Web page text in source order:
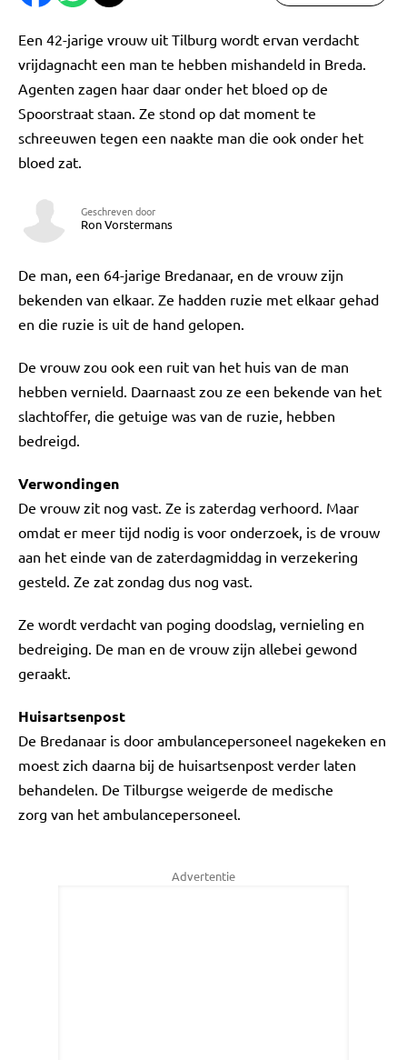
Een 42-jarige vrouw uit Tilburg wordt ervan verdacht
vrijdagnacht een man te hebben mishandeld in Breda.
Agenten zagen haar daar onder het bloed op de
Spoorstraat staan. Ze stond op dat moment te
schreeuwen tegen een naakte man die ook onder het
bloed zat.
Geschreven door
Ron Vorstermans
De man, een 64-jarige Bredanaar, en de vrouw zijn
bekenden van elkaar. Ze hadden ruzie met elkaar gehad
en die ruzie is uit de hand gelopen.
De vrouw zou ook een ruit van het huis van de man
hebben vernield. Daarnaast zou ze een bekende van het
slachtoffer, die getuige was van de ruzie, hebben
bedreigd.
Verwondingen
De vrouw zit nog vast. Ze is zaterdag verhoord. Maar
omdat er meer tijd nodig is voor onderzoek, is de vrouw
aan het einde van de zaterdagmiddag in verzekering
gesteld. Ze zat zondag dus nog vast.
Ze wordt verdacht van poging doodslag, vernieling en
bedreiging. De man en de vrouw zijn allebei gewond
geraakt.
Huisartsenpost
De Bredanaar is door ambulancepersoneel nagekeken en
moest zich daarna bij de huisartsenpost verder laten
behandelen. De Tilburgse weigerde de medische
zorg van het ambulancepersoneel.
Advertentie